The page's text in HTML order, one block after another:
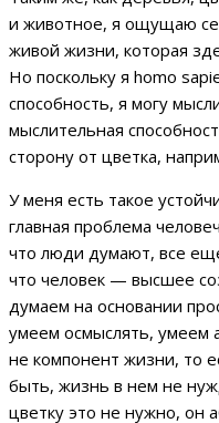
и животное, я ощущаю
живой жизни, которая
Но поскольку я homo
способность, я могу
мыслительная
сторону от цветка,
У меня есть такое
главная проблема
что люди думают, все
что человек — высшее
думаем на основании
умеем осмыслять, умеем
не компонент жизни, то
быть, жизнь в нем не
цветку это не нужно, он